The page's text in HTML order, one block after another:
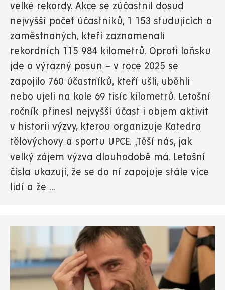
velké rekordy. Akce se zúčastnil dosud
nejvyšší počet účastníků, 1 153 studujících a
zaměstnaných, kteří zaznamenali
rekordních 115 984 kilometrů. Oproti loňsku
jde o výrazný posun – v roce 2025 se
zapojilo 760 účastníků, kteří ušli, uběhli
nebo ujeli na kole 69 tisíc kilometrů. Letošní
ročník přinesl nejvyšší účast i objem aktivit
v historii výzvy, kterou organizuje Katedra
tělovýchovy a sportu UPCE. „Těší nás, jak
velký zájem výzva dlouhodobě má. Letošní
čísla ukazují, že se do ní zapojuje stále více
lidí a že ...